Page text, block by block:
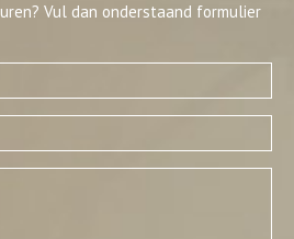
Vul dan onderstaand formulier